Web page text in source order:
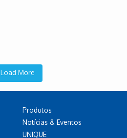
Load More
Produtos
Notícias & Eventos
UNIQUE